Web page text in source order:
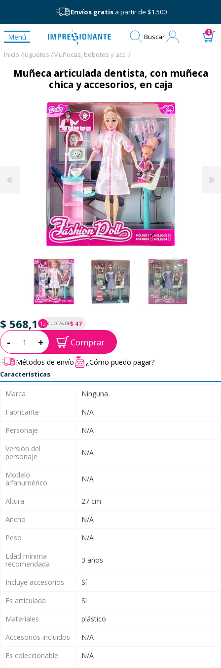
Envíos gratisa partir de $1.500
Menú Buscar 0
Inicio /Juguetes /Muñecas, bebotes y acc. /
Muñeca articulada dentista, con muñeca
chica y accesorios, en caja
$ 568,1 12 CUOTAS DE$ 47
P.T.F. $ 568
Cantidad:
- + Comprar
Métodos de envío ¿Cómo puedo pagar?
Características
Marca
Ninguna
Fabricante
N/A
Personaje
N/A
Versión del
personaje
N/A
Modelo
alfanumérico
N/A
Altura
27 cm
Ancho
N/A
Peso
N/A
Edad mínima
recomendada
3 años
Incluye accesorios
Sí
Es articulada
Sí
Materiales
plástico
Accesorios incluidos
N/A
Es coleccionable
N/A